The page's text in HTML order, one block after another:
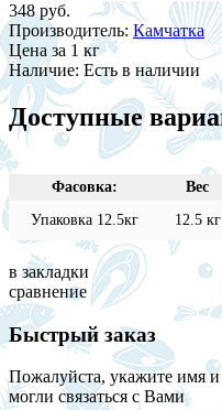
348 руб.
Производитель: Камчатка
Цена за 1 кг
Наличие: Есть в наличии
Доступные
Фасовка: Вес
Упаковка 12.5кг
12.5 кг
в закладки
сравнение
Быстрый заказ
Пожалуйста, укажите имя
могли связаться с Вами